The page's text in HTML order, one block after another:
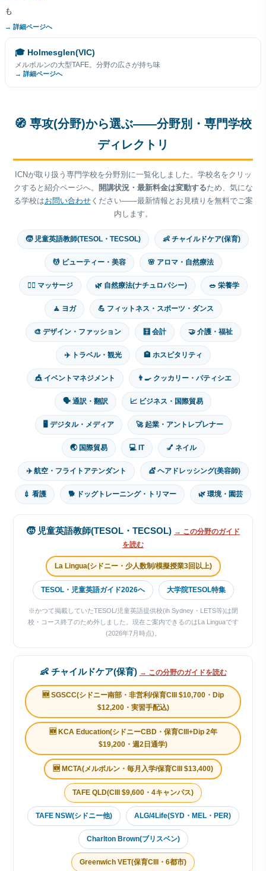
も
→ 詳細ページへ
🎓 Holmesglen(VIC)
メルボルンの大型TAFE。分野の広さが持ち味
→ 詳細ページへ
🧭 専攻(分野)から選ぶ——分野別・専門学校
ディレクトリ
ICNが取り扱う専門学校を分野別に一覧化しました。学校名をクリッ
クすると紹介ページへ。
開講状況・最新料金は変動するため、気にな
る学校はお問い合わせください——最新情報とお見積りを無料でご案
内します。
🧒 児童英語教師(TESOL・TECSOL) 👶 チャイルドケア(保育)
💆 ビューティー・美容 🌸 アロマ・自然療法
💆‍♂️ マッサージ 🌿 自然療法(ナチュロパシー) 🥗 栄養学
🧘 ヨガ 💪 フィットネス・スポーツ・ダンス
🎨 デザイン・ファッション 🧮 会計 🤝 介護・福祉
✈️ トラベル・観光 🏨 ホスピタリティ
🎪 イベントマネジメント 👨‍🍳 クッカリー・パティシエ
🗣 通訳・翻訳 📈 ビジネス・国際貿易
🖥 デジタル・メディア 🚀 起業・アントレプレナー
🌏 国際貿易 💻 IT 💅 ネイル
✈️ 航空・フライトアテンダント 💇 ヘアドレッシング(美容師)
💉 看護 🐕 ドッグトレーニング・トリマー 🌿 環境・園芸
🧒 児童英語教師(TESOL・TECSOL) → この分野のガイド
を読む
La Lingua(シドニー・少人数制/模擬授業3回以上)
TESOL・児童英語ガイド2026へ 大学院TESOL特集
※かつて掲載していたTESOL/児童英語提供校(ih Sydney・LETS等)は閉
校・コース終了のため外しました。現在ご案内できるのはLa Linguaです
(2026年7月時点)。
👶 チャイルドケア(保育) → この分野のガイドを読む
🆕 SGSCC(シドニー南部・非営利/保育CIII $10,700・Dip
$12,200・実習手配込)
🆕 KCA Education(シドニーCBD・保育CIII+Dip 2年
$19,200・週2日通学)
🆕 MCTA(メルボルン・毎月入学/保育CIII $13,400)
TAFE QLD(CIII $9,600・4キャンパス)
TAFE NSW(シドニー他) ALG/4Life(SYD・MEL・PER)
Charlton Brown(ブリスベン)
Greenwich VET(保育CIII・6都市)